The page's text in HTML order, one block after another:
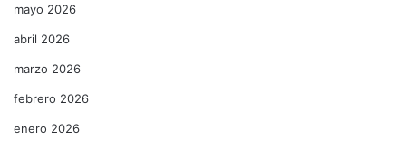
mayo 2026
abril 2026
marzo 2026
febrero 2026
enero 2026